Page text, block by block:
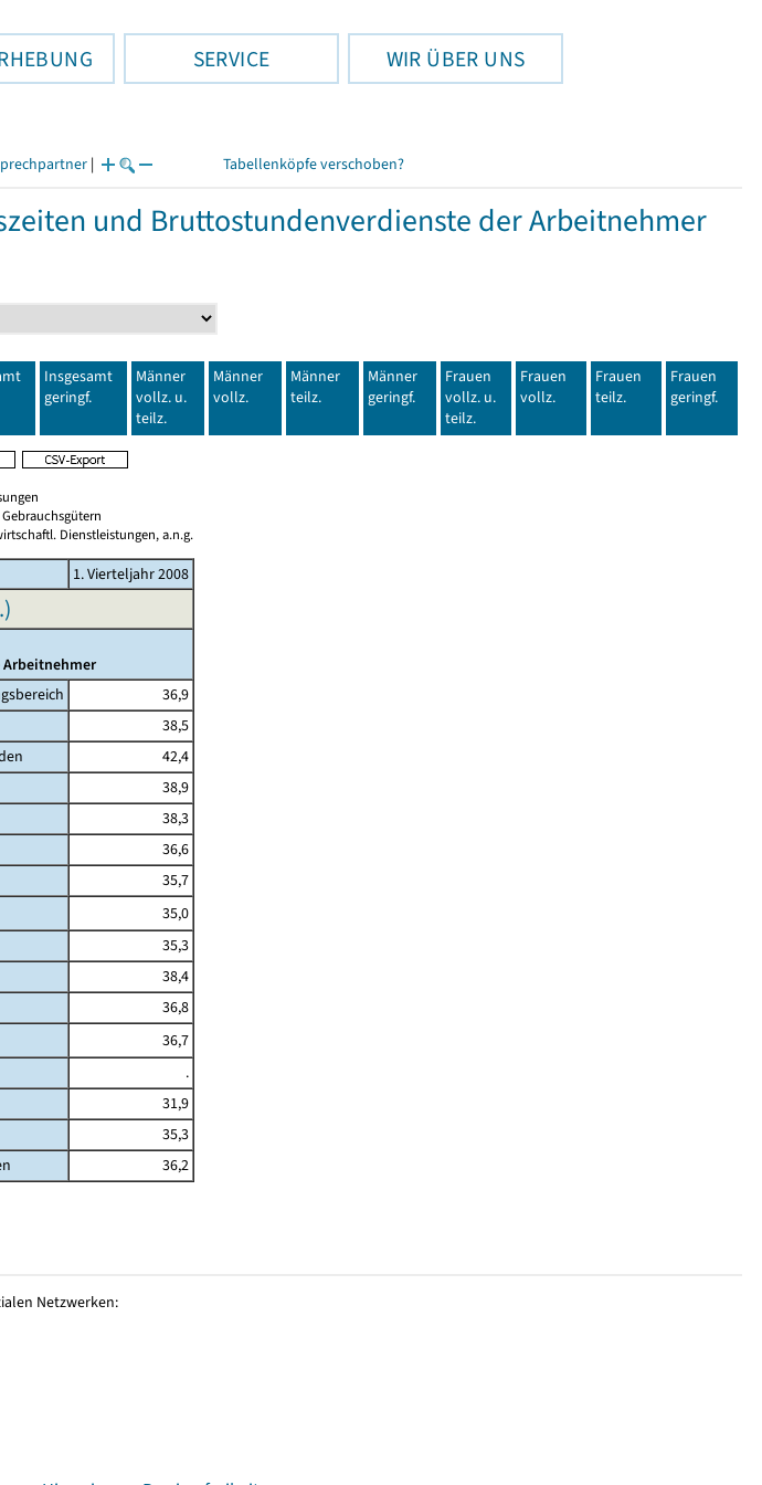
SERVICE WIR ÜBER UNS
| Tabellenköpfe verschoben?
und Bruttostundenverdienste der Arbeitnehmer
Insgesamt
geringf.
Männer
vollz. u.
teilz.
Männer
vollz.
Männer
teilz.
Männer
geringf.
Frauen
vollz. u.
teilz.
Frauen
vollz.
Frauen
teilz.
Frauen
geringf.
Dienstleistungen, a.n.g.
1. Vierteljahr 2008
36,9
38,5
42,4
38,9
38,3
36,6
35,7
35,0
35,3
38,4
36,8
36,7
.
31,9
35,3
36,2
Netzwerken: